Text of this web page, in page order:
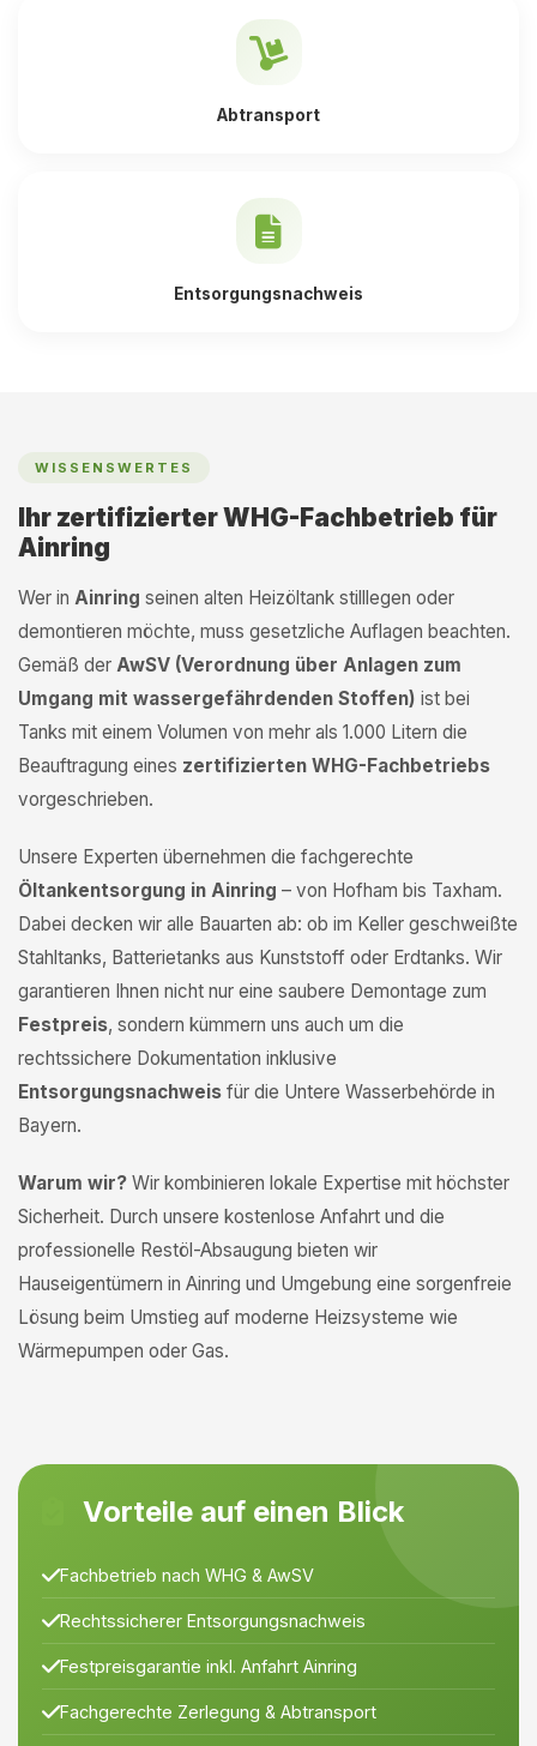
Abtransport
Entsorgungsnachweis
WISSENSWERTES
Ihr zertifizierter WHG-Fachbetrieb für
Ainring
Wer in Ainring seinen alten Heizöltank stilllegen oder
demontieren möchte, muss gesetzliche Auflagen beachten.
Gemäß der AwSV (Verordnung über Anlagen zum
Umgang mit wassergefährdenden Stoffen) ist bei
Tanks mit einem Volumen von mehr als 1.000 Litern die
Beauftragung eines zertifizierten WHG-Fachbetriebs
vorgeschrieben.
Unsere Experten übernehmen die fachgerechte
Öltankentsorgung in Ainring – von Hofham bis Taxham.
Dabei decken wir alle Bauarten ab: ob im Keller geschweißte
Stahltanks, Batterietanks aus Kunststoff oder Erdtanks. Wir
garantieren Ihnen nicht nur eine saubere Demontage zum
Festpreis, sondern kümmern uns auch um die
rechtssichere Dokumentation inklusive
Entsorgungsnachweis für die Untere Wasserbehörde in
Bayern.
Warum wir? Wir kombinieren lokale Expertise mit höchster
Sicherheit. Durch unsere kostenlose Anfahrt und die
professionelle Restöl-Absaugung bieten wir
Hauseigentümern in Ainring und Umgebung eine sorgenfreie
Lösung beim Umstieg auf moderne Heizsysteme wie
Wärmepumpen oder Gas.
Vorteile auf einen Blick
Fachbetrieb nach WHG & AwSV
Rechtssicherer Entsorgungsnachweis
Festpreisgarantie inkl. Anfahrt Ainring
Fachgerechte Zerlegung & Abtransport